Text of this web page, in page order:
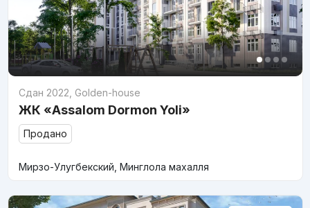
Сдан 2022 Golden-house
ЖК «Assalom Dormon Yoli»
Продано
Мирзо-Улугбекский, Минглола махалля